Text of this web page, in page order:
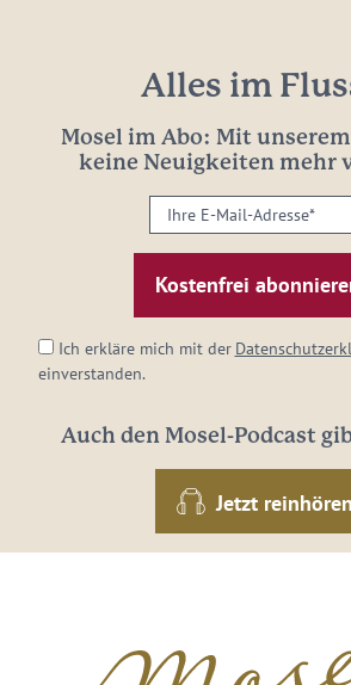
Alles im
Mosel im Abo: Mit
keine Neuigkeiten mehr
Ihre
E-
Mail-
Adresse:
Ich erkläre mich mit der
einverstanden.
Auch den Mosel-Podcast
Jetzt